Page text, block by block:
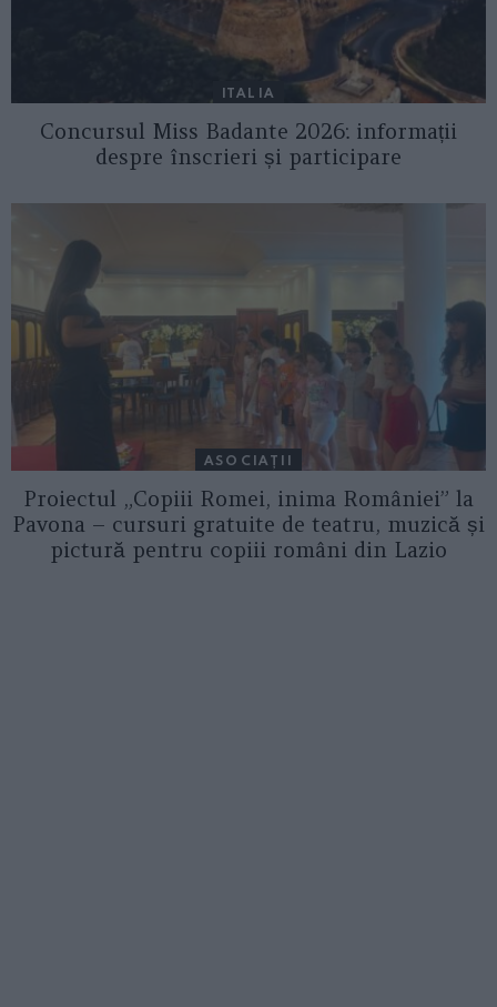
ITALIA
Concursul Miss Badante 2026: informații
despre înscrieri și participare
ASOCIAŢII
Proiectul „Copiii Romei, inima României” la
Pavona – cursuri gratuite de teatru, muzică și
pictură pentru copiii români din Lazio